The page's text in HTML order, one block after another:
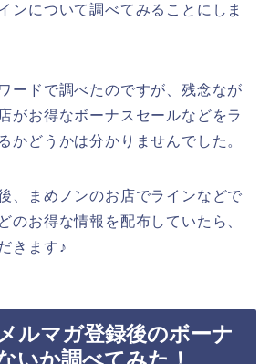
ンについて調べてみることにしま
ードで調べたのですが、残念なが
がお得なボーナスセールなどをラ
かどうかは分かりませんでした。
、まめノンのお店でラインなどで
のお得な情報を配布していたら、
きます♪
ルマガ登録後のボーナ